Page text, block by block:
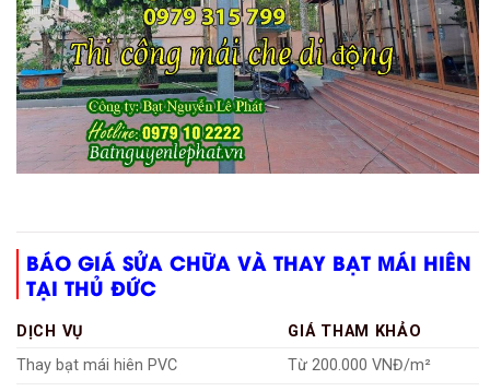
BÁO GIÁ SỬA CHỮA VÀ THAY BẠT MÁI HIÊN
TẠI THỦ ĐỨC
DỊCH VỤ
GIÁ THAM KHẢO
Thay bạt mái hiên PVC
Từ 200.000 VNĐ/m²